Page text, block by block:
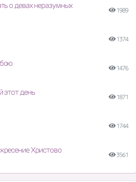
о девах неразумных
1989
1374
1476
этот день
1871
1744
Христово
3561